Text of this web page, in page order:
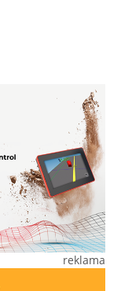
reklama